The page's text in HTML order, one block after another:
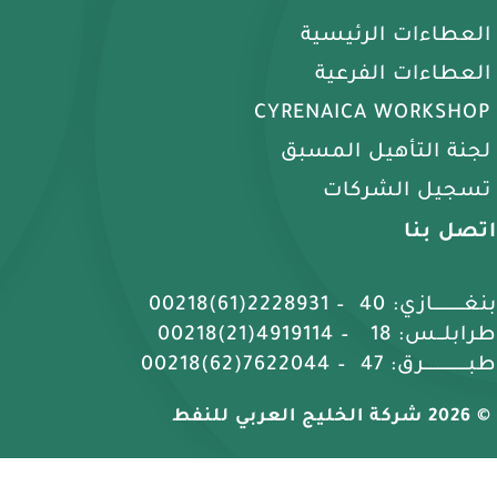
العطاءات الرئيسية
العطاءات الفرعية
CYRENAICA WORKSHOP
لجنة التأهيل المسبق
تسجيل الشركات
اتصل بنا
بنغـــــــــازي: 40 – 2228931(61)00218
طرابلــس: 18 – 4919114(21)00218
طبـــــــــــــرق: 47 – 7622044(62)00218
© 2026 شركة الخليج العربي للنفط